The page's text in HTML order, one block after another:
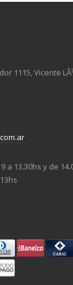
1115, Vicente
a 13.30hs y de